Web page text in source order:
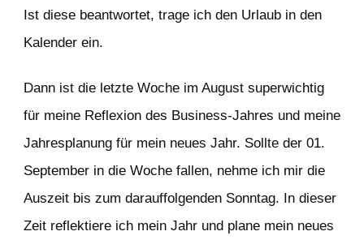
Ist diese beantwortet, trage ich den Urlaub in den
Kalender ein.
Dann ist die letzte Woche im August superwichtig
für meine Reflexion des Business-Jahres und meine
Jahresplanung für mein neues Jahr. Sollte der 01.
September in die Woche fallen, nehme ich mir die
Auszeit bis zum darauffolgenden Sonntag. In dieser
Zeit reflektiere ich mein Jahr und plane mein neues